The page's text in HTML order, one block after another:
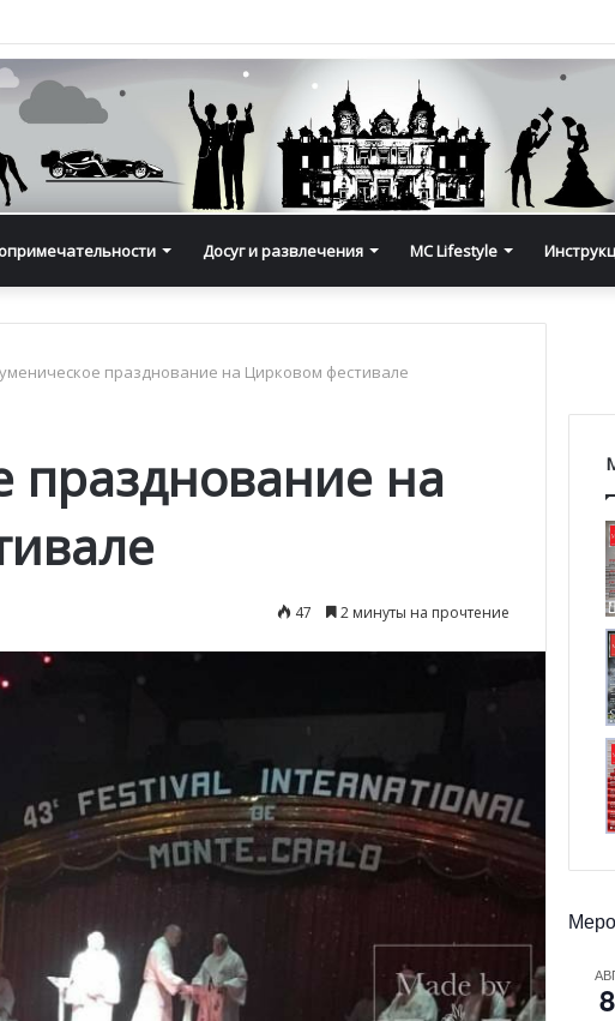
Досуг и развлечения MC Lifestyle
празднование на Цирковом фестивале
празднование на
47 2 минуты на прочтение
8